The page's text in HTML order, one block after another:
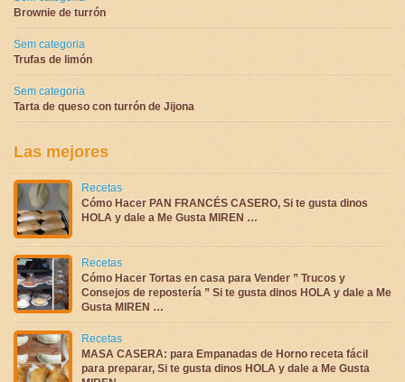
Brownie de turrón
Sem categoria
Trufas de limón
Sem categoria
Tarta de queso con turrón de Jijona
Las mejores
Recetas
Cómo Hacer PAN FRANCÉS CASERO, Si te gusta dinos
HOLA y dale a Me Gusta MIREN …
Recetas
Cómo Hacer Tortas en casa para Vender ” Trucos y
Consejos de repostería ” Si te gusta dinos HOLA y dale a Me
Gusta MIREN …
Recetas
MASA CASERA: para Empanadas de Horno receta fácil
para preparar, Si te gusta dinos HOLA y dale a Me Gusta